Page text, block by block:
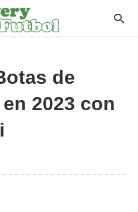
de
2023 con